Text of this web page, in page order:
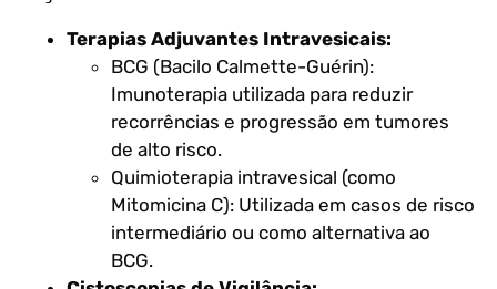
Terapias Adjuvantes Intravesicais:
BCG (Bacilo Calmette-Guérin):
Imunoterapia utilizada para reduzir
recorrências e progressão em tumores
de alto risco.
Quimioterapia intravesical (como
Mitomicina C): Utilizada em casos de risco
intermediário ou como alternativa ao
BCG.